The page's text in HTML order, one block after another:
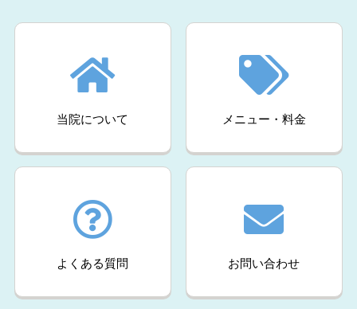
当院について メニュー・料金
よくある質問 お問い合わせ